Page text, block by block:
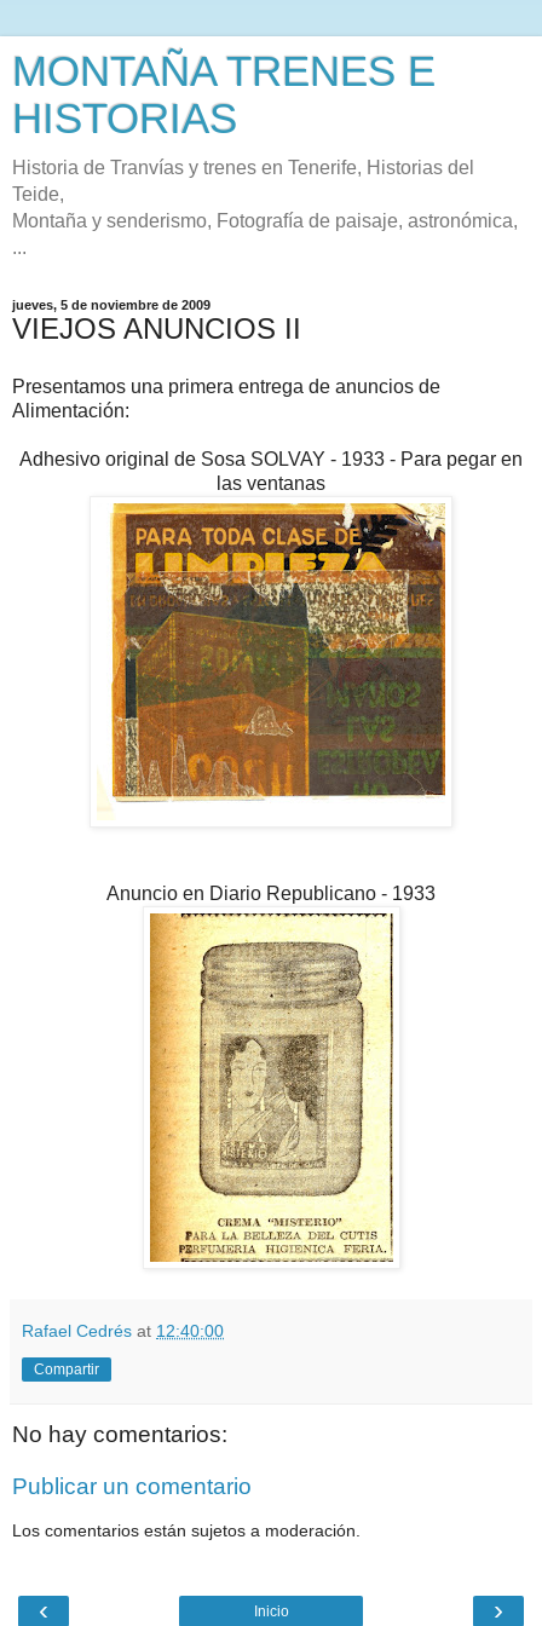
MONTAÑA TRENES E
HISTORIAS
Historia de Tranvías y trenes en Tenerife, Historias del
Teide,
Montaña y senderismo, Fotografía de paisaje, astronómica,
...
jueves, 5 de noviembre de 2009
VIEJOS ANUNCIOS II
Presentamos una primera entrega de anuncios de
Alimentación:
Adhesivo original de Sosa SOLVAY - 1933 - Para pegar en
las ventanas
Anuncio en Diario Republicano - 1933
Rafael Cedrés at 12:40:00
Compartir
No hay comentarios:
Publicar un comentario
Los comentarios están sujetos a moderación.
‹ ›
Inicio